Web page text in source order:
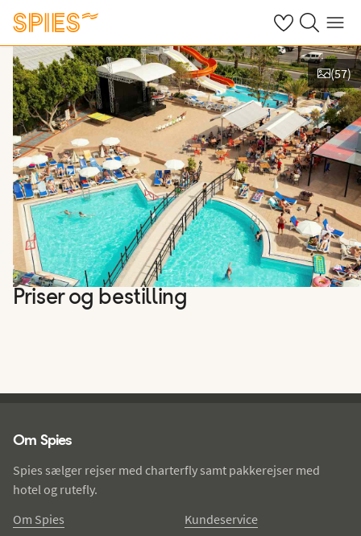
Se dine gemte
Søg påMenu
Vis film og billeder
(57)
Priser og bestilling
Om Spies
Spies sælger rejser med charterfly samt pakkerejser med
hotel og rutefly.
Om Spies
Kundeservice